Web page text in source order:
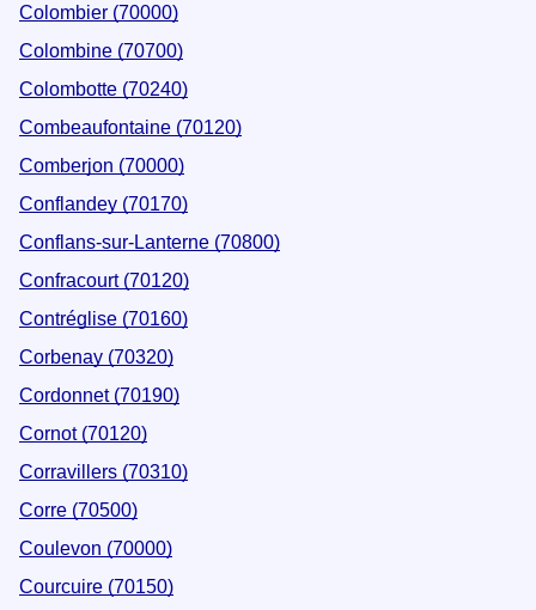
Colombier (70000)
Colombine (70700)
Colombotte (70240)
Combeaufontaine (70120)
Comberjon (70000)
Conflandey (70170)
Conflans-sur-Lanterne (70800)
Confracourt (70120)
Contréglise (70160)
Corbenay (70320)
Cordonnet (70190)
Cornot (70120)
Corravillers (70310)
Corre (70500)
Coulevon (70000)
Courcuire (70150)